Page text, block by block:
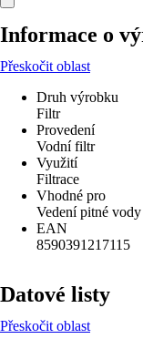
Informace o
Přeskočit oblast
Druh výrobku
Filtr
Provedení
Vodní filtr
Využití
Filtrace
Vhodné pro
Vedení pitné vody
EAN
8590391217115
Datové listy
Přeskočit oblast